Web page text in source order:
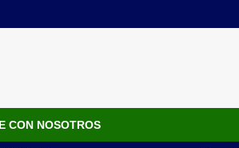
CON NOSOTROS